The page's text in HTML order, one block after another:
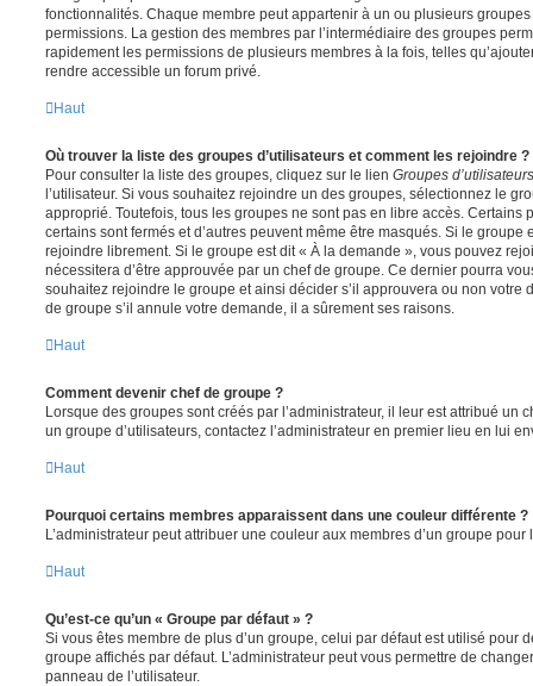
fonctionnalités. Chaque membre peut appartenir à un ou plusieurs
permissions. La gestion des membres par l’intermédiaire des groupes
rapidement les permissions de plusieurs membres à la fois, telles
rendre accessible un forum privé.
Haut
Où trouver la liste des groupes d’utilisateurs et comment les rejoindre ?
Pour consulter la liste des groupes, cliquez sur le lien Groupes d’utilisateurs
l’utilisateur. Si vous souhaitez rejoindre un des groupes, sélectionnez le
approprié. Toutefois, tous les groupes ne sont pas en libre accès. Certains
certains sont fermés et d’autres peuvent même être masqués. Si le groupe
rejoindre librement. Si le groupe est dit « À la demande », vous pouvez
nécessitera d’être approuvée par un chef de groupe. Ce dernier pourra
souhaitez rejoindre le groupe et ainsi décider s’il approuvera ou non votre
de groupe s’il annule votre demande, il a sûrement ses raisons.
Haut
Comment devenir chef de groupe ?
Lorsque des groupes sont créés par l’administrateur, il leur est attribué un
un groupe d’utilisateurs, contactez l’administrateur en premier lieu en lui
Haut
Pourquoi certains membres apparaissent dans une couleur différente ?
L’administrateur peut attribuer une couleur aux membres d’un groupe
Haut
Qu’est-ce qu’un « Groupe par défaut » ?
Si vous êtes membre de plus d’un groupe, celui par défaut est utilisé pour
groupe affichés par défaut. L’administrateur peut vous permettre de
panneau de l’utilisateur.